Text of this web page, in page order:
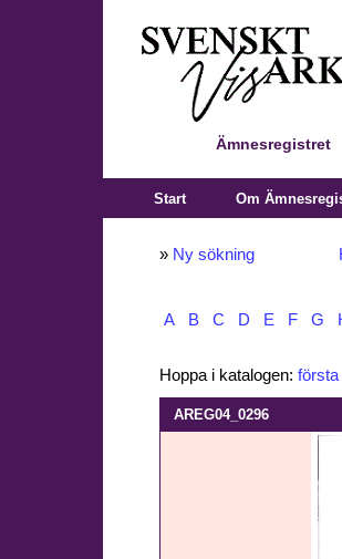
Ämnesregistret
Start Om
» Ny sökning
A B C D E F G
Hoppa i katalogen: första
AREG04_0296